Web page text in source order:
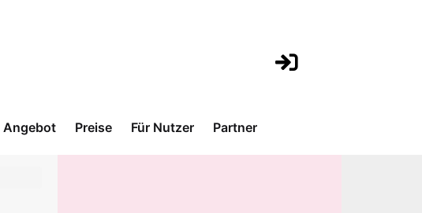
Angebot Preise Für Nutzer Partner